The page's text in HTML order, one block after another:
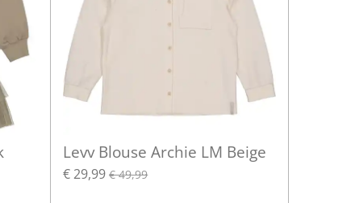
Levv Blouse Archie LM Beige
€ 29,99 € 49,99